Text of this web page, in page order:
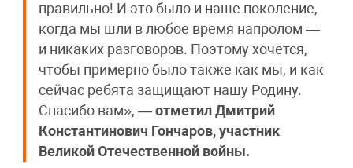
правильно! И это было и наше поколение,
когда мы шли в любое время напролом —
и никаких разговоров. Поэтому хочется,
чтобы примерно было также как мы, и как
сейчас ребята защищают нашу Родину.
Спасибо вам», —отметил Дмитрий
Константинович Гончаров, участник
Великой Отечественной войны.